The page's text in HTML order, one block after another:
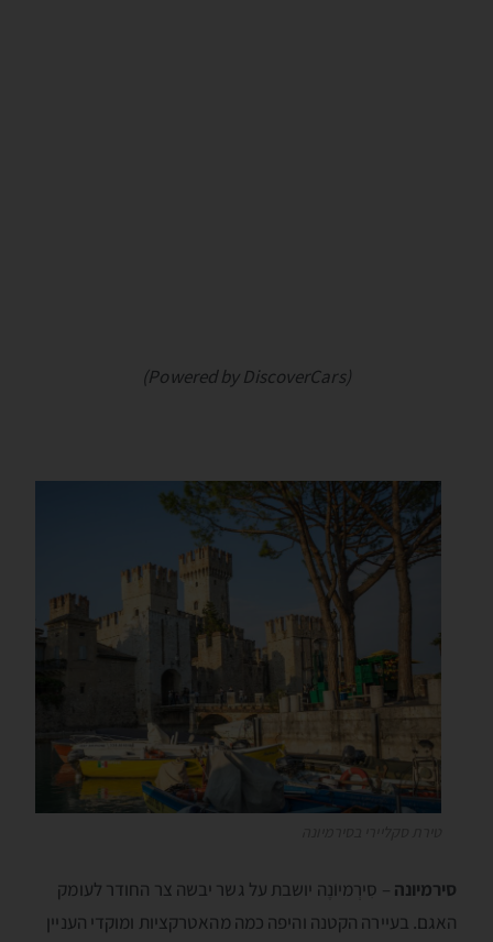
(Powered by DiscoverCars)
סירמיונה – סִירְמיוֺנֶה יושבת על גשר יבשה צר החודר לעומק
האגם. בעיירה הקטנה והיפה כמה מהאטרקציות ומוקדי העניין